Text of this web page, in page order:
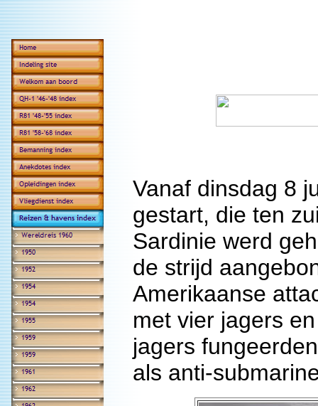
Vanaf dinsdag 8
gestart, die ten
Sardinie werd
de strijd
Amerikaanse
met vier jagers
jagers
als anti-